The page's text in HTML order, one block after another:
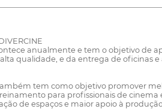
anualmente e tem o objetivo de
qualidade, e da entrega de oficinas e
tem como objetivo promover
para profissionais de cinema
de espaços e maior apoio à